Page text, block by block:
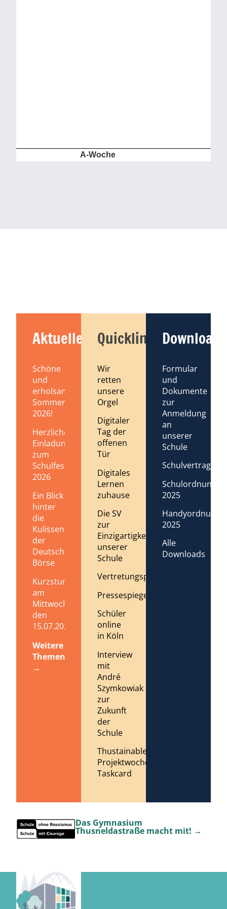
Aktuelles
Schöne
und
erholsame
Sommerferien
2026!
Herzliche
Einladung
zum
Schulfest
2026
Ein Blick
hinter
die
Kulissen
der
Deutschen
Börse
Kurzstundenregelung
am
Mittwoch,
den
15.07.2026
Weitere
Themen
→
Quicklinks
Wir
retten
unsere
Orgel
Digitaler
Tag der
offenen
Tür
Digitales
Lernen
zuhause
Die SV
zur
Einzigartigkeit
unserer
Schule
Vertretungsplan
Pressespiegel
Schüler
online
in Köln
Interview
mit
André
Szymkowiak
zur
Zukunft
der
Schule
Thustainable
Projektwoche
Taskcard
Downloads
Formular
und
Dokumente
zur
Anmeldung
an
unserer
Schule
Schulvertrag
Schulordnung
2025
Handyordnung
2025
Alle
Downloads
Das Gymnasium
Thusneldastraße macht mit! →